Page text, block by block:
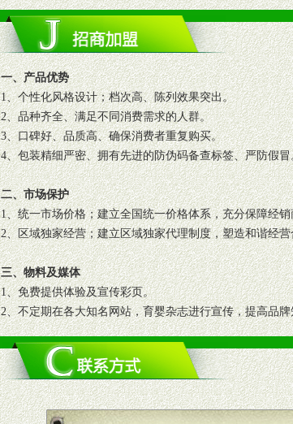
一、产品优势
1、个性化风格设计；档次高、陈列效果突出。
2、品种齐全、满足不同消费需求的人群。
3、口碑好、品质高、确保消费者重复购买。
4、包装精细严密、拥有先进的防伪码备查标签、严防假冒
二、市场保护
1、统一市场价格；建立全国统一价格体系，充分保障经
2、区域独家经营；建立区域独家代理制度，塑造和谐经
三、物料及媒体
1、免费提供体验及宣传彩页。
2、不定期在各大知名网站，育婴杂志进行宣传，提高品
3、根据地方实际情况提供销售喷绘画、促销架等销售道具
四、市场操作及支持
1、根据区域市场协助制定具体营销策略。
2、根据具体情况公司给予必要市场支持。